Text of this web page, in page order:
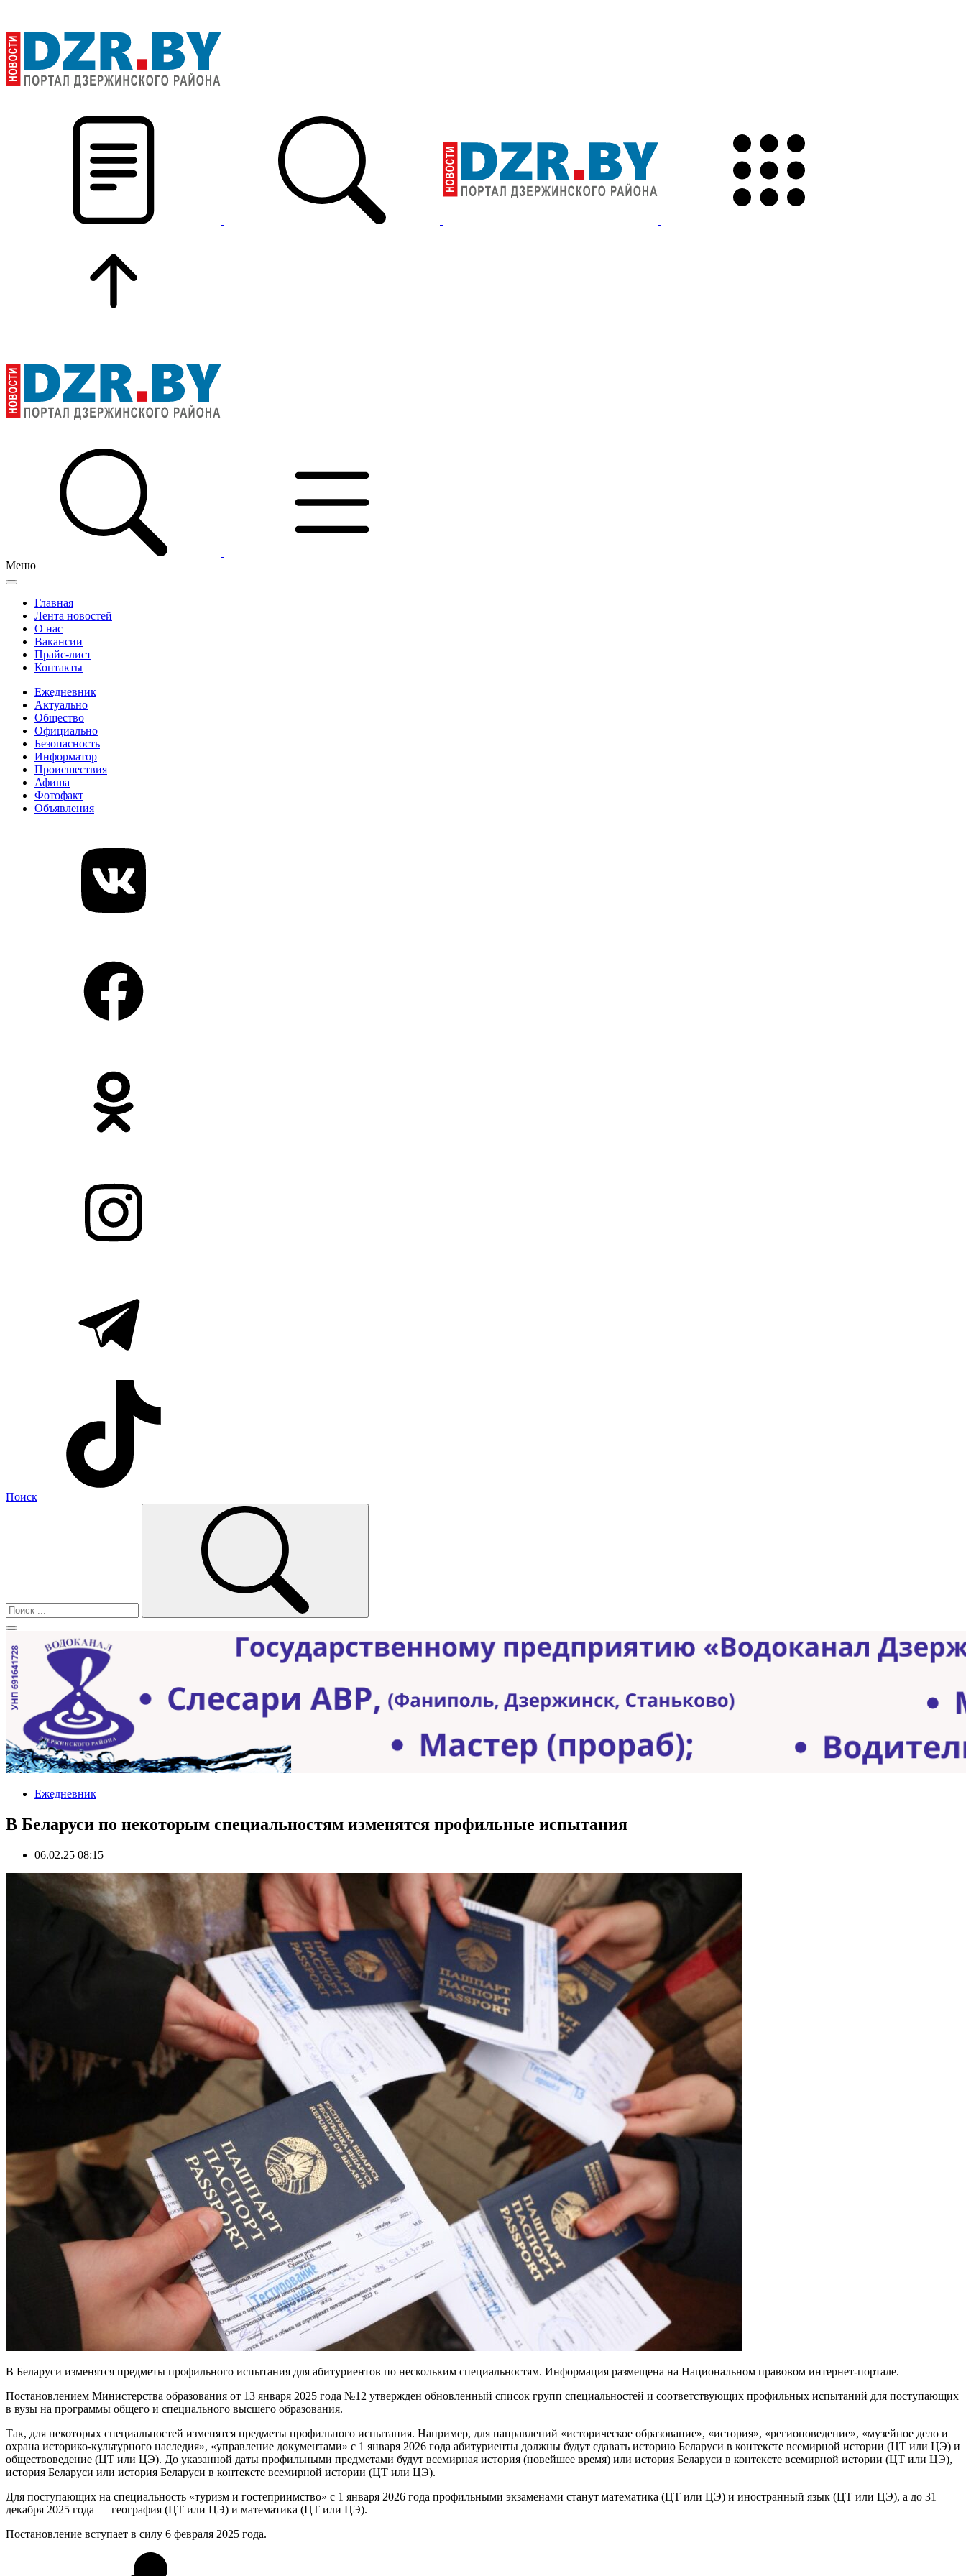
Меню
Главная
Лента новостей
О нас
Вакансии
Прайс-лист
Контакты
Ежедневник
Актуально
Общество
Официально
Безопасность
Информатор
Происшествия
Афиша
Фотофакт
Объявления
Поиск
Ежедневник
В Беларуси по некоторым специальностям изменятся профильные испытания
06.02.25 08:15
В Беларуси изменятся предметы профильного испытания для абитуриентов по нескольким специальностям. Информация размещена на Национальном правовом интернет-портале.
Постановлением Министерства образования от 13 января 2025 года №12 утвержден обновленный список групп специальностей и соответствующих профильных испытаний для поступающих
в вузы на программы общего и специального высшего образования.
Так, для некоторых специальностей изменятся предметы профильного испытания. Например, для направлений «историческое образование», «история», «регионоведение», «музейное дело и
охрана историко-культурного наследия», «управление документами» с 1 января 2026 года абитуриенты должны будут сдавать историю Беларуси в контексте всемирной истории (ЦТ или ЦЭ) и
обществоведение (ЦТ или ЦЭ). До указанной даты профильными предметами будут всемирная история (новейшее время) или история Беларуси в контексте всемирной истории (ЦТ или ЦЭ),
история Беларуси или история Беларуси в контексте всемирной истории (ЦТ или ЦЭ).
Для поступающих на специальность «туризм и гостеприимство» с 1 января 2026 года профильными экзаменами станут математика (ЦТ или ЦЭ) и иностранный язык (ЦТ или ЦЭ), а до 31
декабря 2025 года — география (ЦТ или ЦЭ) и математика (ЦТ или ЦЭ).
Постановление вступает в силу 6 февраля 2025 года.